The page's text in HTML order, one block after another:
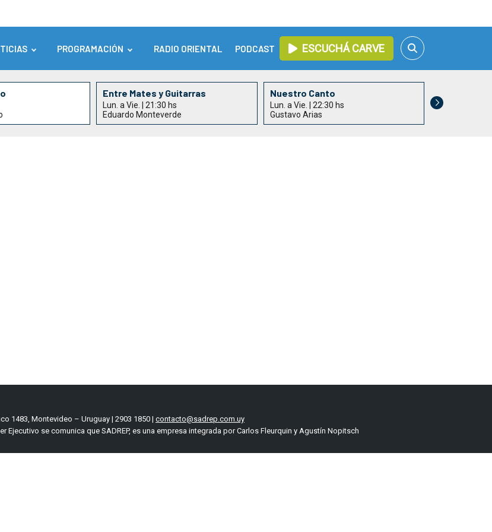
PROGRAMACIÓN RADIO ORIENTAL PODCAST ESCUCHÁ CARVE
Entre Mates y Guitarras
Lun. a Vie. | 21:30 hs
Eduardo Monteverde
Nuestro Canto
Lun. a Vie. | 22:30 hs
Gustavo Arias
1483, Montevideo – Uruguay | 2903 1850 | contacto@sadrep.com.uy
Ejecutivo se comunica que SADREP, es una empresa integrada por Carlos Fleurquin y Agustín Nopitsch